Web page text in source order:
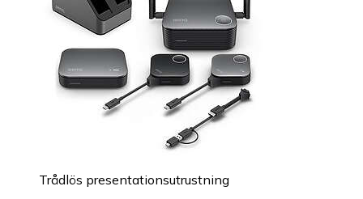
Trådlös presentationsutrustning